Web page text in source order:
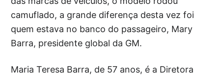
camuflado, a grande diferença desta vez foi
quem estava no banco do passageiro, Mary
Barra, presidente global da GM.
Maria Teresa Barra, de 57 anos, é a Diretora